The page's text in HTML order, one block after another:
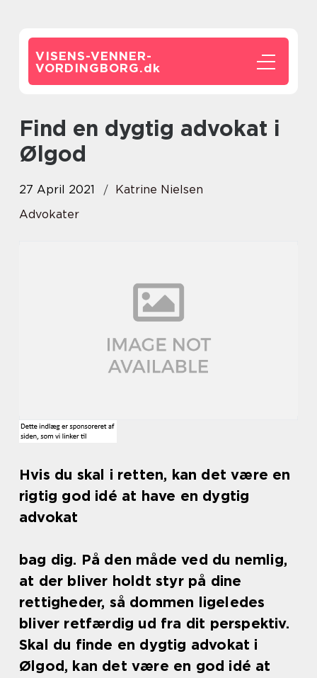
VISENS-VENNER-
VORDINGBORG.dk
Find en dygtig advokat i
Ølgod
27 April 2021
Katrine Nielsen
Advokater
Hvis du skal i retten, kan det være en
rigtig god idé at have en dygtig
advokat
bag dig. På den måde ved du nemlig,
at der bliver holdt styr på dine
rettigheder, så dommen ligeledes
bliver retfærdig ud fra dit perspektiv.
Skal du finde en dygtig advokat i
Ølgod, kan det være en god idé at